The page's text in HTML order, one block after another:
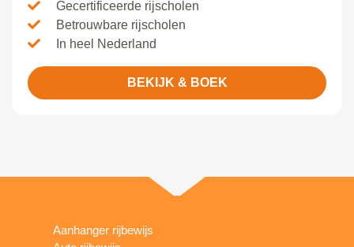
Gecertificeerde rijscholen
Betrouwbare rijscholen
In heel Nederland
BEKIJK & BOEK
Aanhanger rijbewijs